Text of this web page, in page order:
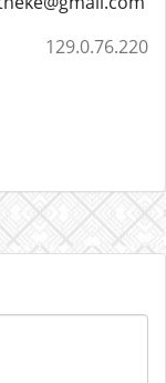
129.0.76.220